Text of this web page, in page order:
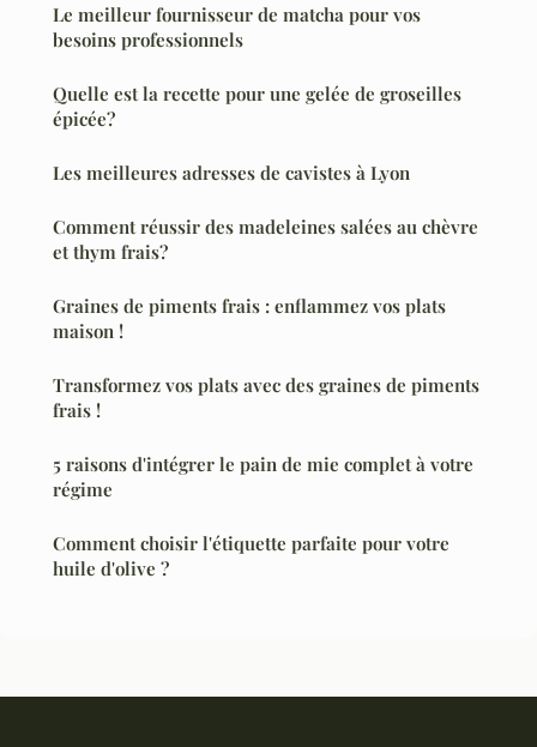
Le meilleur fournisseur de matcha pour vos
besoins professionnels
Quelle est la recette pour une gelée de groseilles
épicée?
Les meilleures adresses de cavistes à Lyon
Comment réussir des madeleines salées au chèvre
et thym frais?
Graines de piments frais : enflammez vos plats
maison !
Transformez vos plats avec des graines de piments
frais !
5 raisons d'intégrer le pain de mie complet à votre
régime
Comment choisir l'étiquette parfaite pour votre
huile d'olive ?